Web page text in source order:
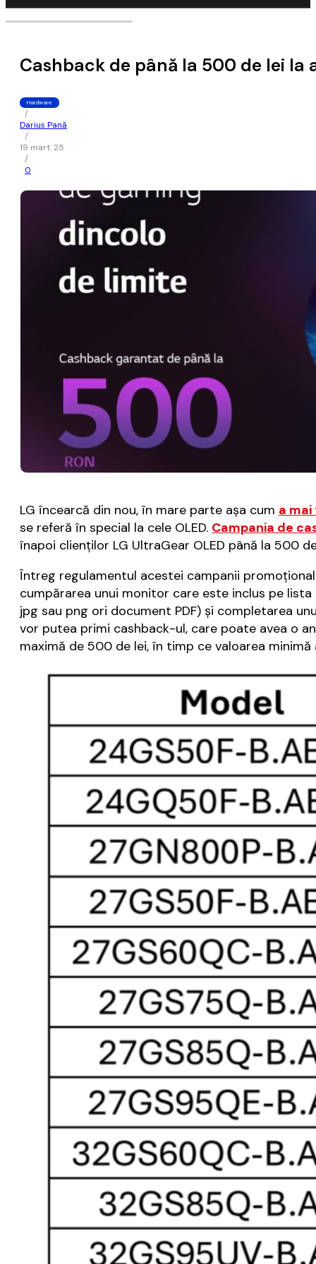
Cashback de până la 500 de lei la
Hardware
/
Darius Pană
/
19 mart. 25
/
0
LG încearcă din nou, în mare parte așa cum a
se referă în special la cele OLED. Campania de
înapoi clienților LG UltraGear OLED până la 500
Întreg regulamentul acestei campanii
cumpărarea unui monitor care este inclus pe
jpg sau png ori document PDF) și completarea
vor putea primi cashback-ul, care poate avea o
maximă de 500 de lei, în timp ce valoarea